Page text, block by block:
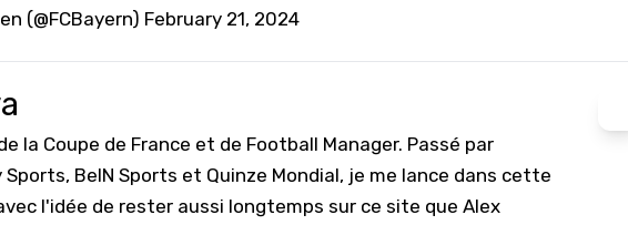
(@FCBayern) February 21, 2024
la Coupe de France et de Football Manager. Passé par
Sports, BeIN Sports et Quinze Mondial, je me lance dans cette
l'idée de rester aussi longtemps sur ce site que Alex